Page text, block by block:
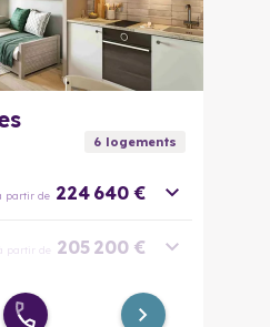
6logements
partir de 224 640 €
partir de 205 200 €
à partir de 302 400 €